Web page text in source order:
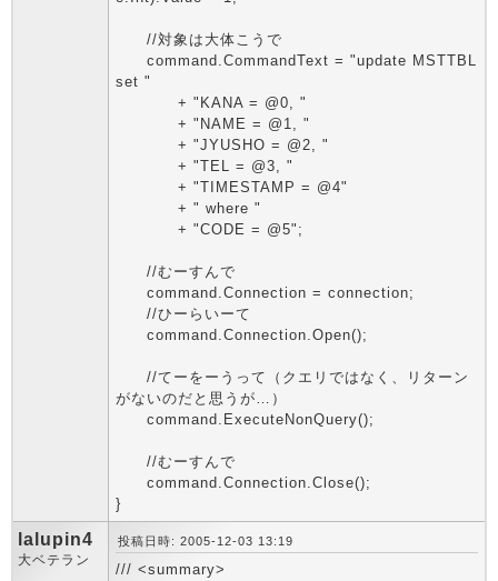
//対象は大体こうで
command.CommandText = "update MSTTBL
set "
+ "KANA = @0, "
+ "NAME = @1, "
+ "JYUSHO = @2, "
+ "TEL = @3, "
+ "TIMESTAMP = @4"
+ " where "
+ "CODE = @5";
//むーすんで
command.Connection = connection;
//ひーらいーて
command.Connection.Open();
//てーをーうって（クエリではなく、リターン
がないのだと思うが…）
command.ExecuteNonQuery();
//むーすんで
command.Connection.Close();
}
lalupin4
大ベテラン
投稿日時: 2005-12-03 13:19
/// <summary>